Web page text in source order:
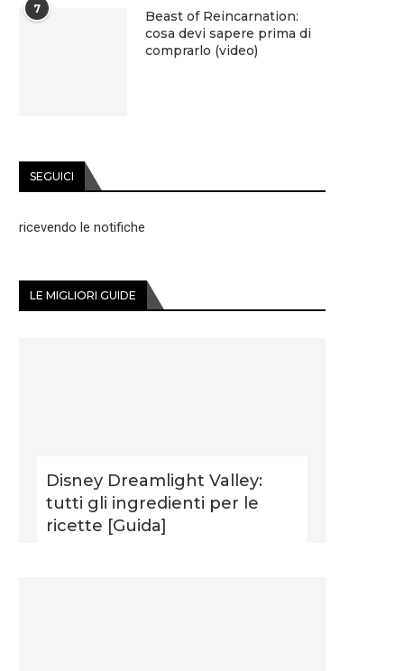
7
Beast of Reincarnation:
cosa devi sapere prima di
comprarlo (video)
SEGUICI
ricevendo le notifiche
LE MIGLIORI GUIDE
Disney Dreamlight Valley:
tutti gli ingredienti per le
ricette [Guida]